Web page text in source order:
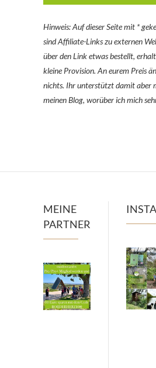
Hinweis: Auf dieser Seite mit *
sind Affiliate-Links zu externen
über den Link etwas bestellt,
kleine Provision. An eurem Preis
nichts. Ihr unterstützt damit aber
meinen Blog, worüber ich mich
MEINE
PARTNER